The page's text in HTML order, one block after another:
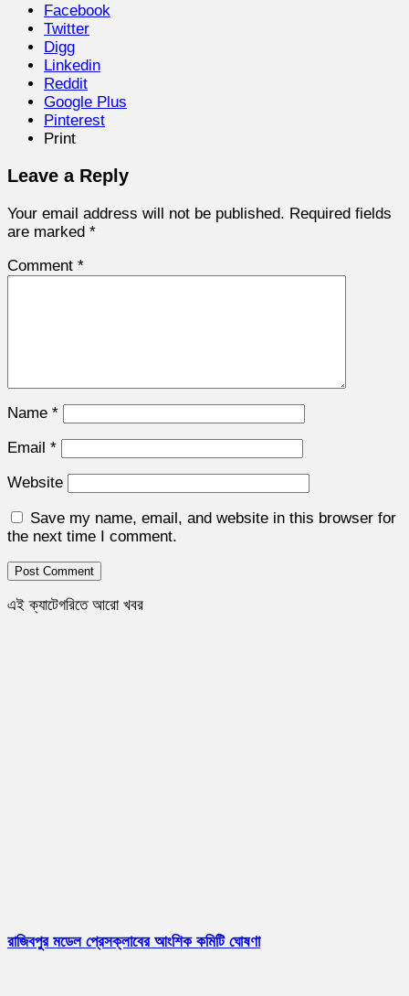
Facebook
Twitter
Digg
Linkedin
Reddit
Google Plus
Pinterest
Print
Leave a Reply
Your email address will not be published. Required fields
are marked *
Comment *
Name *
Email *
Website
Save my name, email, and website in this browser for
the next time I comment.
এই ক্যাটেগরিতে আরো খবর
রাজিবপুর মডেল প্রেসক্লাবের আংশিক কমিটি ঘোষণা